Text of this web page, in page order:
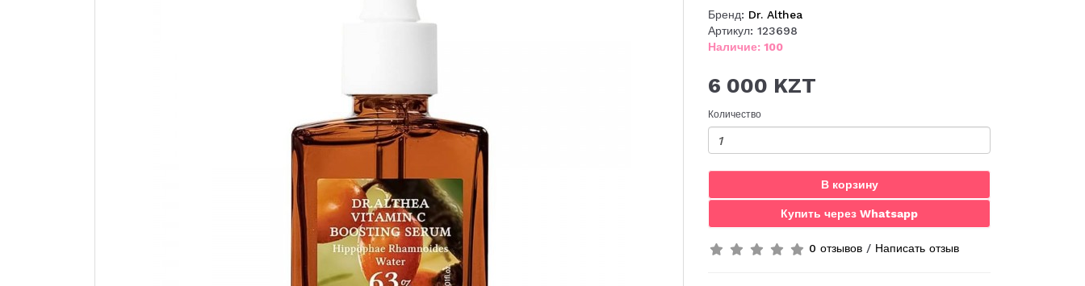
Бренд: Dr. Althea
Артикул: 123698
Наличие: 100
6 000 KZT
Количество
В корзину
Купить через Whatsapp
0 отзывов / Написать отзыв